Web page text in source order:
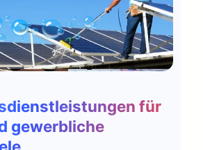
für
gewerbliche